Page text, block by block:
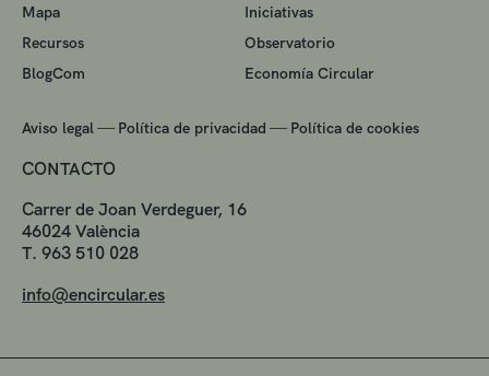
Mapa
Iniciativas
Recursos
Observatorio
BlogCom
Economía Circular
Aviso legal — Política de privacidad — Política de cookies
CONTACTO
Carrer de Joan Verdeguer, 16
46024 València
T. 963 510 028
info@encircular.es